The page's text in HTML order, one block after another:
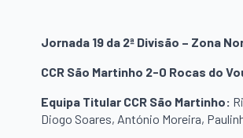
Jornada 19 da 2ª Divisão – Zona
CCR São Martinho 2-0 Rocas do
Equipa Titular CCR São Martinho:
Diogo Soares, António Moreira,